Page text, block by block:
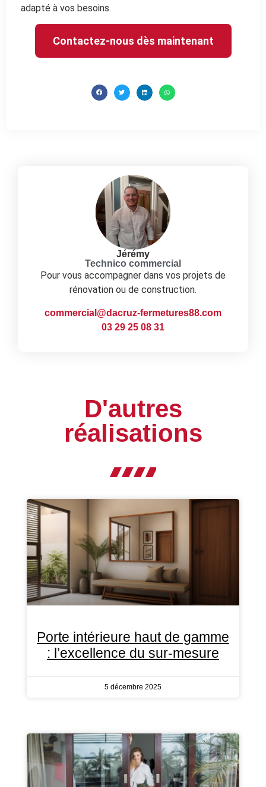
adapté à vos besoins.
Contactez-nous dès maintenant
Jérémy
Technico commercial
Pour vous accompagner dans vos projets de
rénovation ou de construction.
commercial@dacruz-fermetures88.com
03 29 25 08 31
D'autres
réalisations
Porte intérieure haut de gamme
: l’excellence du sur-mesure
5 décembre 2025